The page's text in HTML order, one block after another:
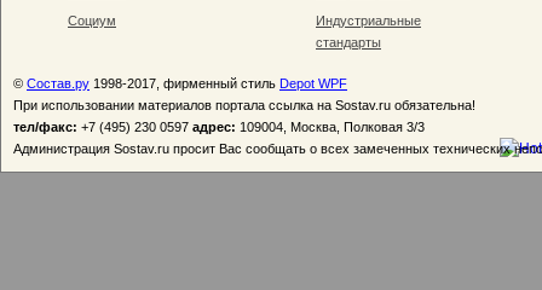
Социум
Индустриальные
стандарты
© Состав.ру 1998-2017, фирменный стиль Depot WPF
При использовании материалов портала ссылка на Sostav.ru обязательна!
тел/факс: +7 (495) 230 0597 адрес: 109004, Москва, Полковая 3/3
Администрация Sostav.ru просит Вас сообщать о всех замеченных технических